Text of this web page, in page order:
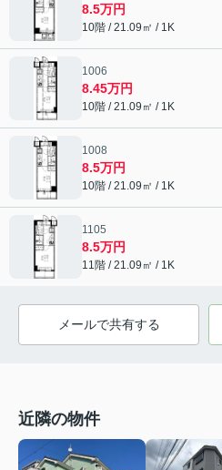
8.5万円
10階 / 21.09㎡ / 1K
1006
8.45万円
10階 / 21.09㎡ / 1K
1008
8.5万円
10階 / 21.09㎡ / 1K
1105
8.5万円
11階 / 21.09㎡ / 1K
メールで共有する
近隣の物件